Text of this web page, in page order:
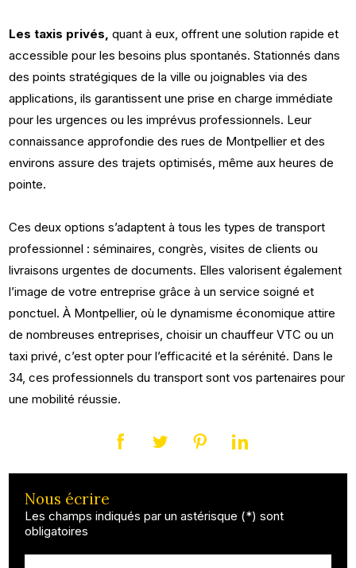
Les taxis privés, quant à eux, offrent une solution rapide et
accessible pour les besoins plus spontanés. Stationnés dans
des points stratégiques de la ville ou joignables via des
applications, ils garantissent une prise en charge immédiate
pour les urgences ou les imprévus professionnels. Leur
connaissance approfondie des rues de Montpellier et des
environs assure des trajets optimisés, même aux heures de
pointe.
Ces deux options s’adaptent à tous les types de transport
professionnel : séminaires, congrès, visites de clients ou
livraisons urgentes de documents. Elles valorisent également
l’image de votre entreprise grâce à un service soigné et
ponctuel. À Montpellier, où le dynamisme économique attire
de nombreuses entreprises, choisir un chauffeur VTC ou un
taxi privé, c’est opter pour l’efficacité et la sérénité. Dans le
34, ces professionnels du transport sont vos partenaires pour
une mobilité réussie.
Nous écrire
Les champs indiqués par un astérisque (*) sont
obligatoires